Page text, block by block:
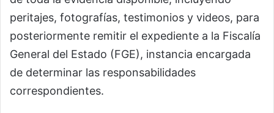
peritajes, fotografías, testimonios y videos, para
posteriormente remitir el expediente a la Fiscalía
General del Estado (FGE), instancia encargada
de determinar las responsabilidades
correspondientes.